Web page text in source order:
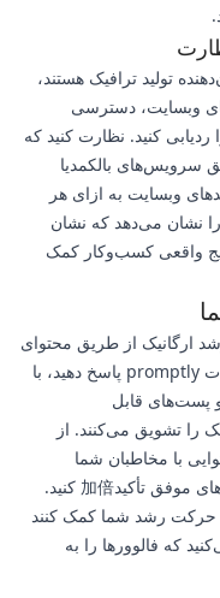
تولید ترافیک هستند،
وبسایت، دسترسی
ردیابی کنید. نظارت کنید که
سرویس‌های بالکمدیا
وبسایت به ازای هر
را نشان می‌دهد که نشان
واقعی کسب‌وکار کمک
ارگانیک از طریق محتوای
باکیفیت و تعامل جامعه تمرکز کنید. به نظرات promptly پاسخ دهید، با
پست‌های قابل
را تشویق می‌کنند. از
با مخاطبان شما
طنین‌انداز می‌شود استفاده کنید و بر فرمت‌های موفق تأکید加倍 کنید.
حرکت رشد شما کمک کنند
که فالوورها را به